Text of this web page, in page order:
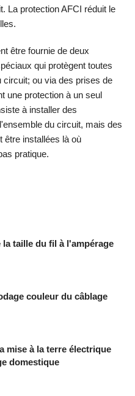
La protection AFCI réduit le
être fournie de deux
qui protègent toutes
circuit; ou via des prises de
une protection à un seul
à installer des
du circuit, mais des
être installées là où
pratique.
taille du fil à l'ampérage
couleur du câblage
mise à la terre électrique
domestique